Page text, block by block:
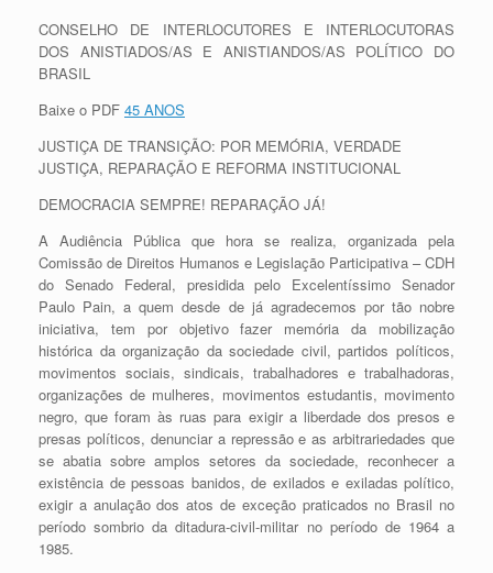
CONSELHO DE INTERLOCUTORES E INTERLOCUTORAS
DOS ANISTIADOS/AS E ANISTIANDOS/AS POLÍTICO DO
BRASIL
Baixe o PDF 45 ANOS
JUSTIÇA DE TRANSIÇÃO: POR MEMÓRIA, VERDADE
JUSTIÇA, REPARAÇÃO E REFORMA INSTITUCIONAL
DEMOCRACIA SEMPRE! REPARAÇÃO JÁ!
A Audiência Pública que hora se realiza, organizada pela
Comissão de Direitos Humanos e Legislação Participativa – CDH
do Senado Federal, presidida pelo Excelentíssimo Senador
Paulo Pain, a quem desde de já agradecemos por tão nobre
iniciativa, tem por objetivo fazer memória da mobilização
histórica da organização da sociedade civil, partidos políticos,
movimentos sociais, sindicais, trabalhadores e trabalhadoras,
organizações de mulheres, movimentos estudantis, movimento
negro, que foram às ruas para exigir a liberdade dos presos e
presas políticos, denunciar a repressão e as arbitrariedades que
se abatia sobre amplos setores da sociedade, reconhecer a
existência de pessoas banidos, de exilados e exiladas político,
exigir a anulação dos atos de exceção praticados no Brasil no
período sombrio da ditadura-civil-militar no período de 1964 a
1985.